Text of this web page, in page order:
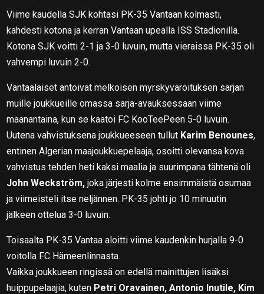
Viime kaudella SJK kohtasi PK-35 Vantaan kolmasti,
kahdesti kotona ja kerran Vantaan upealla ISS Stadionilla.
Kotona SJK voitti 2-1 ja 3-0 luvuin, mutta vieraissa PK-35 oli
vahvempi luvuin 2-0.
Vantaalaiset antoivat melkoisen myrskyvaroituksen sarjan
muille joukkueille omassa sarja-avauksessaan viime
maanantaina, kun se kaatoi FC KooTeePeen 5-0 luvuin.
Uutena vahvistuksena joukkueeseen tullut Karim Benounes,
entinen Algerian maajoukkuepelaaja, osoitti olevansa kova
vahvistus tehden heti kaksi maalia ja suurimpana tähtenä oli
John Weckström, joka järjesti kolme ensimmäistä osumaa
ja viimeisteli itse neljännen. PK-35 johti jo 10 minuutin
jälkeen ottelua 3-0 luvuin.
Toisaalta PK-35 Vantaa aloitti viime kaudenkin hurjalla 9-0
voitolla FC Hämeenlinnasta.
Vaikka joukkueen ringissä on edellä mainittujen lisäksi
huippupelaajia, kuten Petri Oravainen, Antonio Inutile, Kim